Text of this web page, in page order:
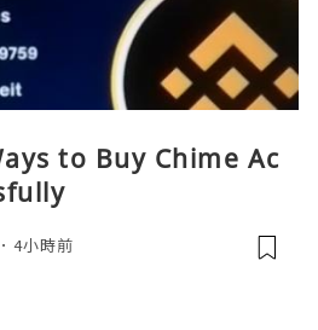
to Buy Chime Ac
4小時前